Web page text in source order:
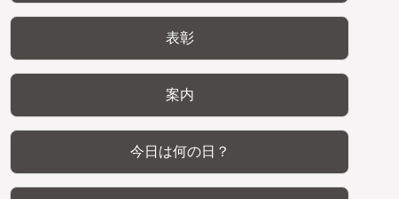
表彰
案内
今日は何の日？